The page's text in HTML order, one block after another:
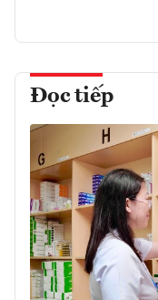
Đọc tiếp